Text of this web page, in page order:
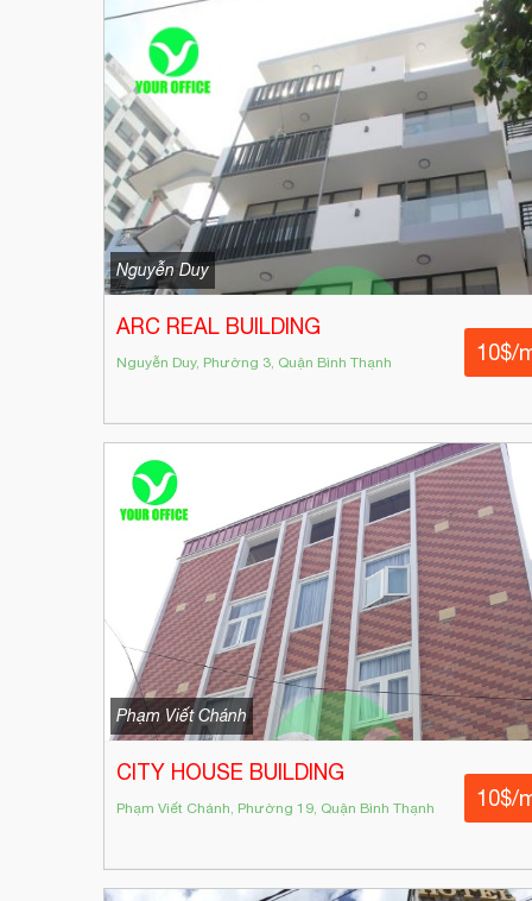
Nguyễn Duy
ARC REAL BUILDING
Nguyễn Duy, Phường 3, Quận Bình Thạnh 10$/
Phạm Viết Chánh
CITY HOUSE BUILDING
Phạm Viết Chánh, Phường 19, Quận Bình Thạnh 10$/